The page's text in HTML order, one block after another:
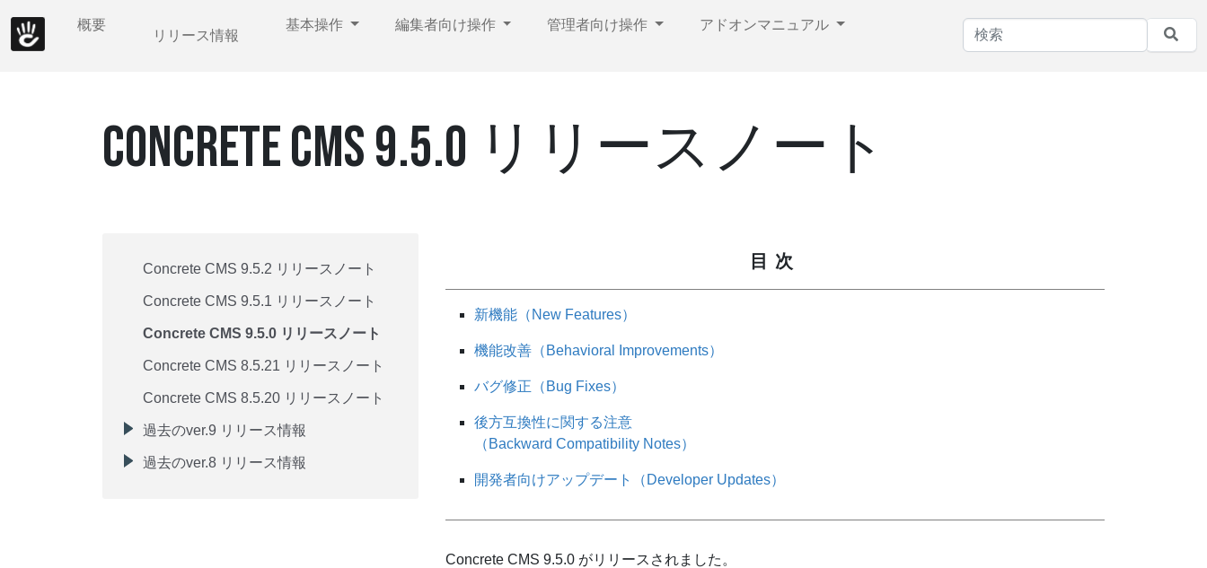
概要
リリース情報
基本操作 編集者向け操作 管理者向け操作 アドオンマニュアル
CONCRETE CMS 9.5.0 リリースノート
Concrete CMS 9.5.2 リリースノート
Concrete CMS 9.5.1 リリースノート
Concrete CMS 9.5.0 リリースノート
Concrete CMS 8.5.21 リリースノート
Concrete CMS 8.5.20 リリースノート
過去のver.9 リリース情報
過去のver.8 リリース情報
目次
新機能（New Features）
機能改善（Behavioral Improvements）
バグ修正（Bug Fixes）
後方互換性に関する注意
（Backward Compatibility Notes）
開発者向けアップデート（Developer Updates）
Concrete CMS 9.5.0 がリリースされました。